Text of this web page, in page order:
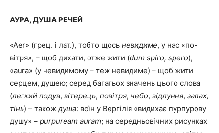
АУРА, ДУША РЕЧЕЙ
«Aer» (грец. і лат.), тобто щось невидиме, у нас «по-
вітря», – щоб дихати, отже жити (dum spiro, spero);
«aura» (у невидимому – теж невидиме) – щоб жити
серцем, душею; серед багатьох значень цього слова
(легкий подув, вітерець, повітря, небо, відлуння, запах,
тінь) – такождуша: воїн у Вергілія «видихає пурпурову
душу» – purpuream auram; на середньовічних рисунках